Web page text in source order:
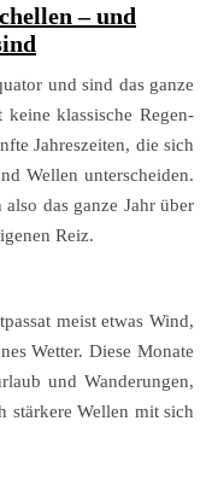
– und
und sind das ganze
klassische Regen-
Jahreszeiten, die sich
Wellen unterscheiden.
das ganze Jahr über
Reiz.
meist etwas Wind,
Wetter. Diese Monate
und Wanderungen,
stärkere Wellen mit sich